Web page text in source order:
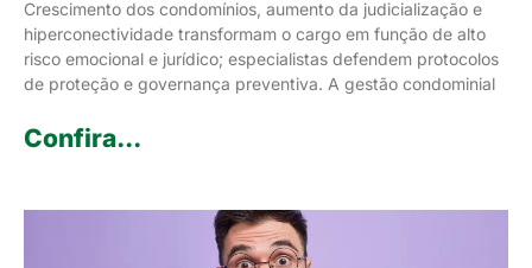
Crescimento dos condomínios, aumento da judicialização e
hiperconectividade transformam o cargo em função de alto
risco emocional e jurídico; especialistas defendem protocolos
de proteção e governança preventiva. A gestão condominial
Confira...